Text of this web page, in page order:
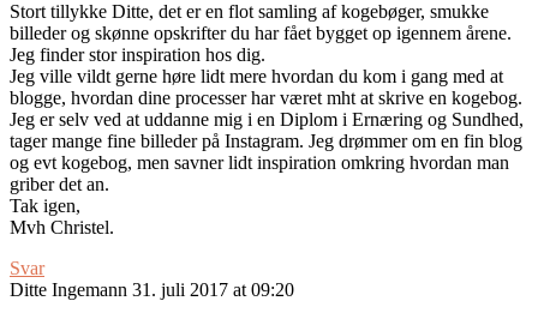
Stort tillykke Ditte, det er en flot samling af kogebøger, smukke
billeder og skønne opskrifter du har fået bygget op igennem årene.
Jeg finder stor inspiration hos dig.
Jeg ville vildt gerne høre lidt mere hvordan du kom i gang med at
blogge, hvordan dine processer har været mht at skrive en kogebog.
Jeg er selv ved at uddanne mig i en Diplom i Ernæring og Sundhed,
tager mange fine billeder på Instagram. Jeg drømmer om en fin blog
og evt kogebog, men savner lidt inspiration omkring hvordan man
griber det an.
Tak igen,
Mvh Christel.
Svar
Ditte Ingemann 31. juli 2017 at 09:20